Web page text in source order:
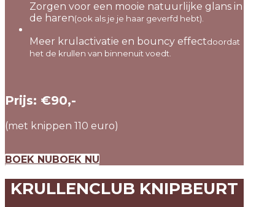
Zorgen voor een mooie natuurlijke glans in
de haren(ook als je je haar geverfd hebt).
Meer krulactivatie en bouncy effectdoordat
het de krullen van binnenuit voedt.
Prijs: €90,-
(met knippen 110 euro)
BOEK NUBOEK NU
KRULLENCLUB KNIPBEURT